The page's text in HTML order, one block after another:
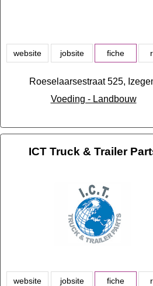
website jobsite fiche
Roeselaarsestraat 525,
Voeding - Landbouw
ICT Truck & Trailer
website jobsite fiche